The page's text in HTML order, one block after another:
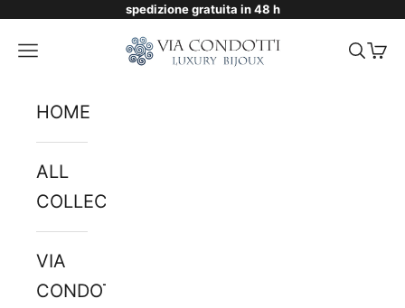
Skip to contentspedizione gratuita in 48 h
Via Condotti Store
Navigation menu Search
Cart
HOME
ALL
COLLECTIONS
VIA
CONDOTTI